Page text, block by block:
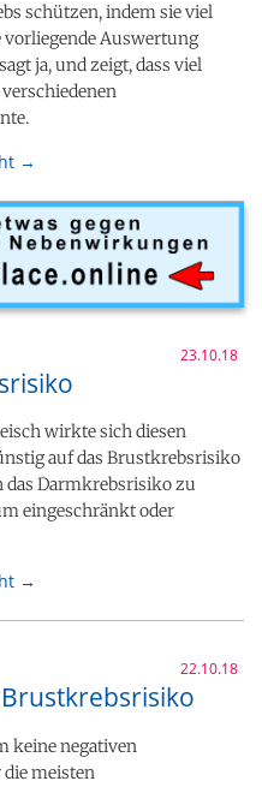
schützen, indem sie viel
vorliegende Auswertung
ja, und zeigt, dass viel
→
23.10.18
wirkte sich diesen
auf das Brustkrebsrisiko
das Darmkrebsrisiko zu
eingeschränkt oder
→
22.10.18
keine negativen
meisten